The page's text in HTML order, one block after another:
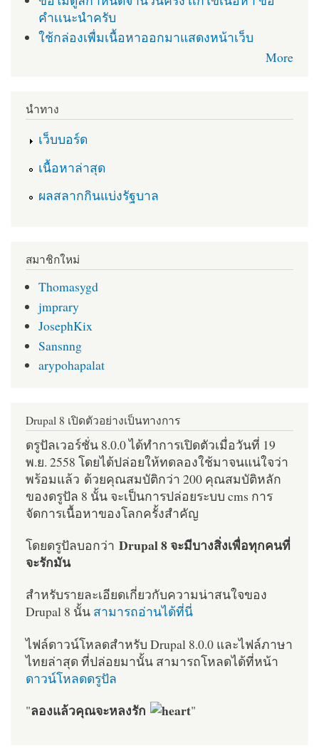
คำเเนะนำครับ
ใช้กล่องเพื่มเนื้อหาออกมาแสดงหน้าเว็บ
More
นำทาง
เว็บบอร์ด
เนื้อหาล่าสุด
ผลสลากกินแบ่งรัฐบาล
สมาชิกใหม่
Thomasygd
jmprary
JosephKix
Sansnng
arypohapalat
Drupal 8 เปิดตัวอย่างเป็นทางการ
ดรูปัลเวอร์ชั่น 8.0.0 ได้ทำการเปิดตัวเมื่อวันที่ 19
พ.ย. 2558 โดยได้ปล่อยให้ทดลองใช้มาจนแน่ใจว่า
พร้อมแล้ว ด้วยคุณสมบัติกว่า 200 คุณสมบัติหลัก
ของดรูปัล 8 นั้น จะเป็นการปล่อยระบบ cms การ
จัดการเนื้อหาของโลกครั้งสำคัญ
โดยดรูปัลบอกว่า Drupal 8 จะมีบางสิ่งเพื่อทุกคนที่
จะรักมัน
สำหรับรายละเอียดเกี่ยวกับความน่าสนใจของ
Drupal 8 นั้น สามารถอ่านได้ที่นี่
ไฟล์ดาวน์โหลดสำหรับ Drupal 8.0.0 และไฟล์ภาษา
ไทยล่าสุด ที่ปล่อยมานั้น สามารถโหลดได้ที่หน้า
ดาวน์โหลดดรูปัล
"ลองแล้วคุณจะหลงรัก "